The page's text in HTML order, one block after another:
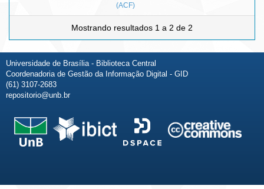
(ACF)
Mostrando resultados 1 a 2 de 2
Universidade de Brasília - Biblioteca Central
Coordenadoria de Gestão da Informação Digital - GID
(61) 3107-2683
repositorio@unb.br